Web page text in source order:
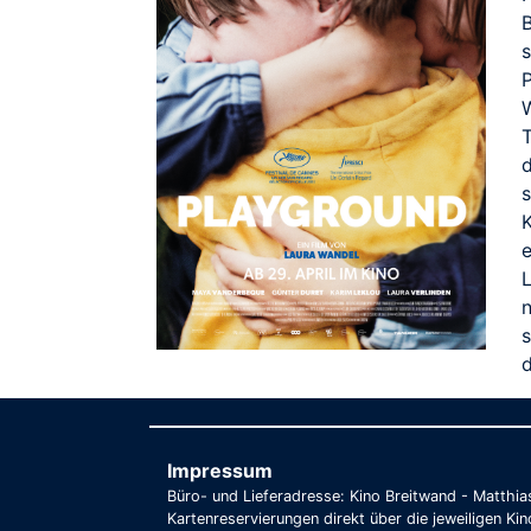
Impressum
Büro- und Lieferadresse: Kino Breitwand -
Kartenreservierungen direkt über die jeweiligen